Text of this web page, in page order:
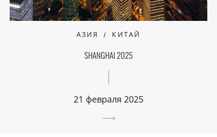
АЗИЯ КИТАЙ
SHANGHAI 2025
21 февраля 2025